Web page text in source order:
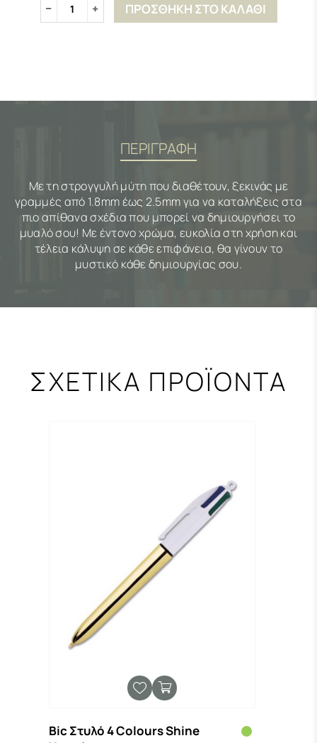
1 ΠΡΟΣΘΗΚΗ ΣΤΟ ΚΑΛΑΘΙ
ΠΕΡΙΓΡΑΦΗ
Με τη στρογγυλή μύτη που διαθέτουν, ξεκινάς με
γραμμές από 1.8mm έως 2.5mm για να καταλήξεις στα
πιο απίθανα σχέδια που μπορεί να δημιουργήσει το
μυαλό σου! Με έντονο χρώμα, ευκολία στη χρήση και
τέλεια κάλυψη σε κάθε επιφάνεια, θα γίνουν το
μυστικό κάθε δημιουργίας σου.
ΣΧΕΤΙΚΑ ΠΡΟΪΟΝΤΑ
Bic Στυλό 4 Colours Shine